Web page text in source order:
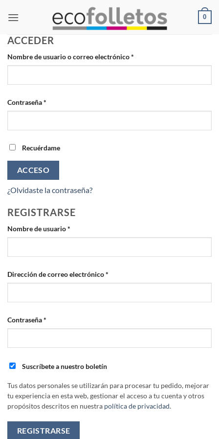
0
ACCEDER
Nombre de usuario o correo electrónico*
Contraseña*
Recuérdame
ACCESO
¿Olvidaste la contraseña?
REGISTRARSE
Nombre de usuario*
Dirección de correo electrónico*
Contraseña*
Suscríbete a nuestro boletín
Tus datos personales se utilizarán para procesar tu pedido, mejorar
tu experiencia en esta web, gestionar el acceso a tu cuenta y otros
propósitos descritos en nuestra política de privacidad.
REGISTRARSE